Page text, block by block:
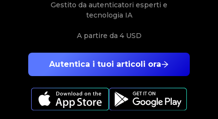
Autentica i tuoi articoli ora
Gestito da autenticatori esperti e
tecnologia IA
A partire da 4 USD